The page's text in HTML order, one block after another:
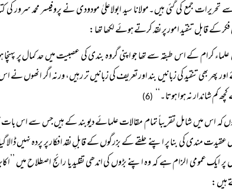
جمع کی گئی ہیں۔مولانا سید ابولاعلیٰ مودودی نے پروفیسر محمد سرور کی
کے قابل تنقید امور پر نقد کرتے ہوئے لکھا تھا:
علماء کرام کے اس طبقہ سے تھا جو اپنی گروہ بندی کی عصبیت میں حد کمال پر
اور پھر بھی تنقید کی زبانیں بند اور تعریف کی زبانیں تر رہیں، ورنہ اگر انھوں
کم شاندار نہ ہوا ہوتا۔‘‘ (6)
کہ اس میں شامل تقریباً تمام مقالات علمائے دیوبند کے ہیں جس سے اس
مندی کی بنا پر اپنے حلقے کے بزرگوں کے قابلِ نقد افکار پر پردہ نہیں ڈالا گیا
عمومی الزام ہے کہ وہ اپنے بڑوں کی اندھی تقلید یا رائج اصطلاح میں
ہیں: